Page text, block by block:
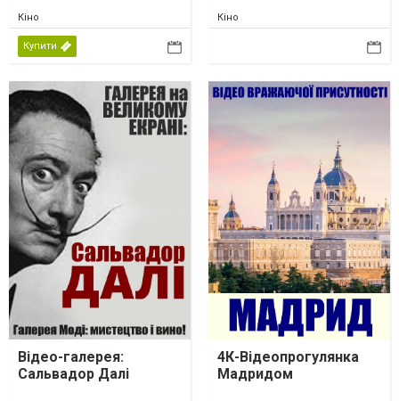
Кіно
Купити
Кіно
Відео-галерея:
Сальвадор Далі
4К-Відеопрогулянка
Мадридом